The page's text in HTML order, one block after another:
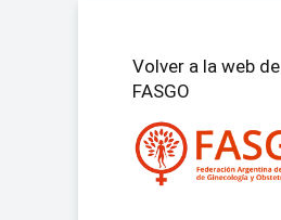
Volver a la web de
FASGO